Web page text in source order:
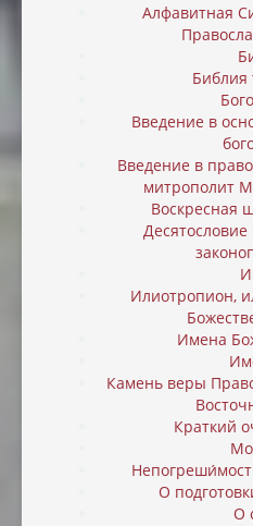
Алфавитная
Библия
Введение в
Введение в
митрополит
Воскресная
Илиотропион,
Имена
Камень веры
Краткий
О
О